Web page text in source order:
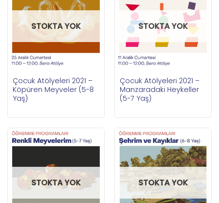
STOKTA YOK
Çocuk Atölyeleri 2021 –
Köpüren Meyveler (5-8
Yaş)
STOKTA YOK
Çocuk Atölyeleri 2021 –
Manzaradaki Heykeller
(5-7 Yaş)
STOKTA YOK STOKTA YOK